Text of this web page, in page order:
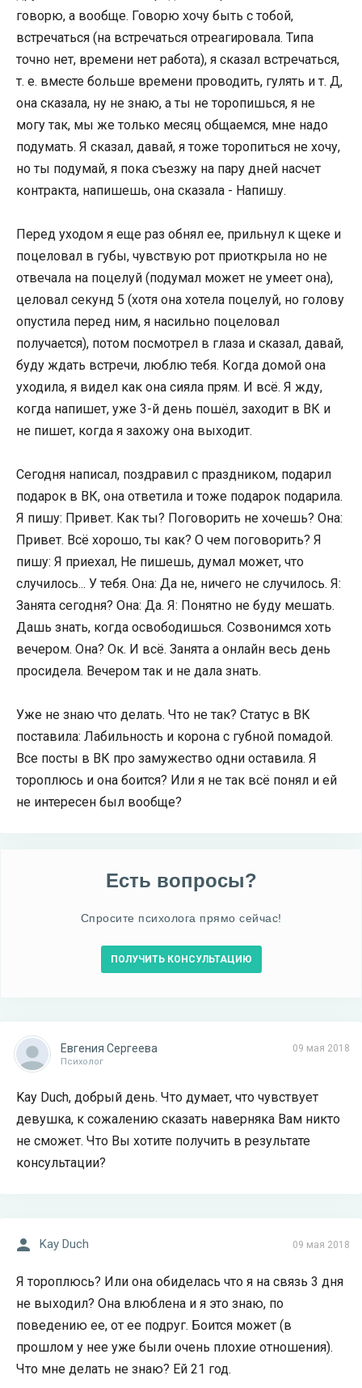
говорю, а вообще. Говорю хочу быть с тобой,
встречаться (на встречаться отреагировала. Типа
точно нет, времени нет работа), я сказал встречаться,
т. е. вместе больше времени проводить, гулять и т. Д,
она сказала, ну не знаю, а ты не торопишься, я не
могу так, мы же только месяц общаемся, мне надо
подумать. Я сказал, давай, я тоже торопиться не хочу,
но ты подумай, я пока съезжу на пару дней насчет
контракта, напишешь, она сказала - Напишу.
Перед уходом я еще раз обнял ее, прильнул к щеке и
поцеловал в губы, чувствую рот приоткрыла но не
отвечала на поцелуй (подумал может не умеет она),
целовал секунд 5 (хотя она хотела поцелуй, но голову
опустила перед ним, я насильно поцеловал
получается), потом посмотрел в глаза и сказал, давай,
буду ждать встречи, люблю тебя. Когда домой она
уходила, я видел как она сияла прям. И всё. Я жду,
когда напишет, уже 3-й день пошёл, заходит в ВК и
не пишет, когда я захожу она выходит.
Сегодня написал, поздравил с праздником, подарил
подарок в ВК, она ответила и тоже подарок подарила.
Я пишу: Привет. Как ты? Поговорить не хочешь? Она:
Привет. Всё хорошо, ты как? О чем поговорить? Я
пишу: Я приехал, Не пишешь, думал может, что
случилось... У тебя. Она: Да не, ничего не случилось. Я:
Занята сегодня? Она: Да. Я: Понятно не буду мешать.
Дашь знать, когда освободишься. Созвонимся хоть
вечером. Она? Ок. И всё. Занята а онлайн весь день
просидела. Вечером так и не дала знать.
Уже не знаю что делать. Что не так? Статус в ВК
поставила: Лабильность и корона с губной помадой.
Все посты в ВК про замужество одни оставила. Я
тороплюсь и она боится? Или я не так всё понял и ей
не интересен был вообще?
Есть вопросы?
Спросите психолога прямо сейчас!
ПОЛУЧИТЬ КОНСУЛЬТАЦИЮ
09 мая 2018
Евгения Сергеева
Психолог
Kay Duch, добрый день. Что думает, что чувствует
девушка, к сожалению сказать наверняка Вам никто
не сможет. Что Вы хотите получить в результате
консультации?
09 мая 2018
Kay Duch
Я тороплюсь? Или она обиделась что я на связь 3 дня
не выходил? Она влюблена и я это знаю, по
поведению ее, от ее подруг. Боится может (в
прошлом у нее уже были очень плохие отношения).
Что мне делать не знаю? Ей 21 год.